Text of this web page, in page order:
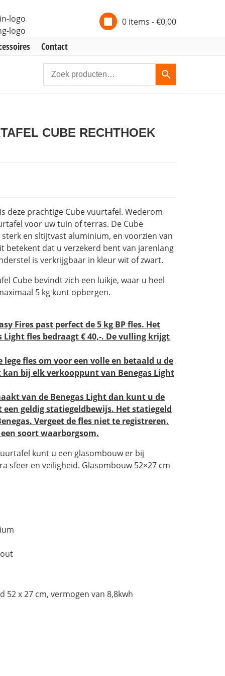
0 items -€0,00
Contact
CUBE RECHTHOEK
deze prachtige Cube vuurtafel. Wederom
voor uw tuin of terras. De Cube
en sltijtvast aluminium, en voorzien van
betekent dat u verzekerd bent van jarenlang
is verkrijgbaar in kleur wit of zwart.
Cube bevindt zich een luikje, waar u heel
5 kg kunt opbergen.
Fires past perfect de 5 kg BP fles. Het
Light fles bedraagt € 40,-. De vulling krijgt
lege fles om voor een volle en betaald u de
bij elk verkooppunt van Benegas Light
van de Benegas Light dan kunt u de
geldig statiegeldbewijs. Het statiegeld
Vergeet de fles niet te registreren.
soort waarborgsom.
kunt u een glasombouw er bij
sfeer en veiligheid. Glasombouw 52×27 cm
52 x 27 cm, vermogen van 8,8kwh